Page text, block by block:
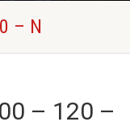
– N
– 120 –